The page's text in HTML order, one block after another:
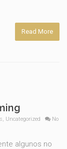
Read More
, Uncategorized
No
algunos no